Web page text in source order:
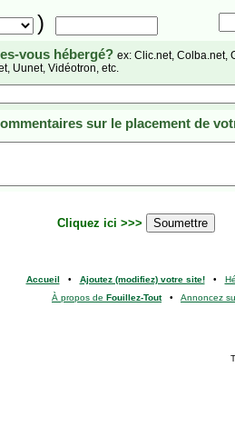
)
vous hébergé? ex: Clic.net, Colba.net,
Uunet, Vidéotron, etc.
sur le placement de
Cliquez ici >>>
Accueil • Ajoutez (modifiez) votre site!•
À propos de Fouillez-Tout• Annoncez